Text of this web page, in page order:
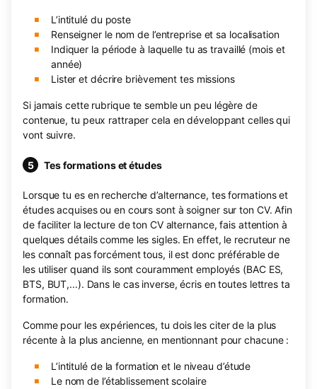
L’intitulé du poste
Renseigner le nom de l’entreprise et sa localisation
Indiquer la période à laquelle tu as travaillé (mois et
année)
Lister et décrire brièvement tes missions
Si jamais cette rubrique te semble un peu légère de
contenue, tu peux rattraper cela en développant celles qui
vont suivre.
Tes formations et études
Lorsque tu es en recherche d’alternance, tes formations et
études acquises ou en cours sont à soigner sur ton CV. Afin
de faciliter la lecture de ton CV alternance, fais attention à
quelques détails comme les sigles. En effet, le recruteur ne
les connaît pas forcément tous, il est donc préférable de
les utiliser quand ils sont couramment employés (BAC ES,
BTS, BUT,...). Dans le cas inverse, écris en toutes lettres ta
formation.
Comme pour les expériences, tu dois les citer de la plus
récente à la plus ancienne, en mentionnant pour chacune :
L’intitulé de la formation et le niveau d’étude
Le nom de l’établissement scolaire